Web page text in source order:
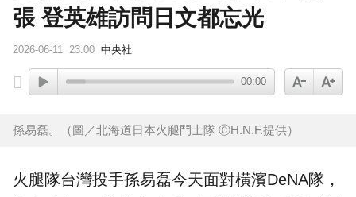
張 登英雄訪問日文都忘光
2026-06-11 23:00 中央社
00:00
孫易磊。（圖／北海道日本火腿鬥士隊 ⒸH.N.F.提供）
火腿隊台灣投手孫易磊今天面對橫濱DeNA隊，